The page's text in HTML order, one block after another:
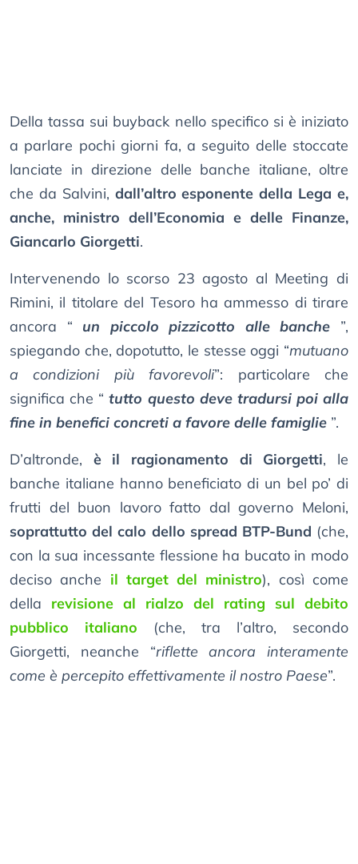
Della tassa sui buyback nello specifico si è iniziato
a parlare pochi giorni fa, a seguito delle stoccate
lanciate in direzione delle banche italiane, oltre
che da Salvini, dall’altro esponente della Lega e,
anche, ministro dell’Economia e delle Finanze,
Giancarlo Giorgetti.
Intervenendo lo scorso 23 agosto al Meeting di
Rimini, il titolare del Tesoro ha ammesso di tirare
ancora “
un piccolo pizzicotto alle banche
”,
spiegando che, dopotutto, le stesse oggi “mutuano
a condizioni più favorevoli”: particolare che
significa che “ tutto questo deve tradursi poi alla
fine in benefici concreti a favore delle famiglie ”.
D’altronde, è il ragionamento di Giorgetti, le
banche italiane hanno beneficiato di un bel po’ di
frutti del buon lavoro fatto dal governo Meloni,
soprattutto del calo dello spread BTP-Bund (che,
con la sua incessante flessione ha bucato in modo
deciso anche il target del ministro), così come
della revisione al rialzo del rating sul debito
pubblico italiano (che, tra l’altro, secondo
Giorgetti, neanche “riflette ancora interamente
come è percepito effettivamente il nostro Paese”.